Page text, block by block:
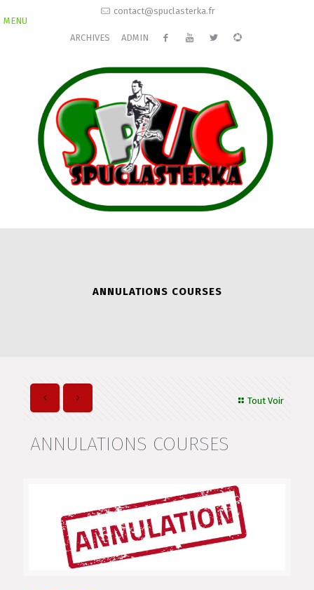
contact@spuclasterka.fr
ARCHIVES ADMIN
MENU
ANNULATIONS COURSES
Tout Voir
ANNULATIONS COURSES